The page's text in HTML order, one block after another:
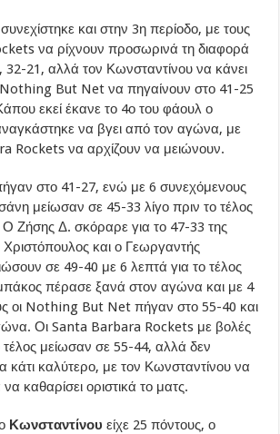
και στην 3η περίοδο, με τους
να ρίχνουν προσωρινά τη διαφορά
32-21, αλλά τον Κωνσταντίνου να κάνει
Nothing But Net να πηγαίνουν στο 41-25
εκεί έκανε το 4ο του φάουλ ο
να βγει από τον αγώνα, με
Rockets να αρχίζουν να μειώνουν.
στο 41-27, ενώ με 6 συνεχόμενους
μείωσαν σε 45-33 λίγο πριν το τέλος
Ο Ζήσης Δ. σκόραρε για το 47-33 της
και ο Γεωργαντής
σε 49-40 με 6 λεπτά για το τέλος
πέρασε ξανά στον αγώνα και με 4
οι Nothing But Net πήγαν στο 55-40 και
Οι Santa Barbara Rockets με βολές
μείωσαν σε 55-44, αλλά δεν
κάτι καλύτερο, με τον Κωνσταντίνου να
καθαρίσει οριστικά το ματς.
Κωνσταντίνουείχε 25 πόντους, ο